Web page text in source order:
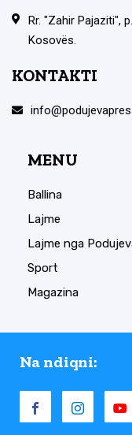
Rr. "Zahir Pajaziti",
Kosovës.
KONTAKTI
MENU
Ballina
Lajme
Lajme nga
Sport
Magazina
Na ndiqni: